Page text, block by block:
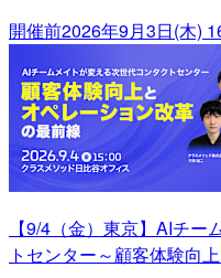
開催前2026年9月3日(木)
【9/4（金）東京】AIチ
トセンター～顧客体験向